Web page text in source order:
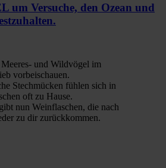
um Versuche, den Ozean und
und Wildvögel im
vorbeischauen.
Stechmücken fühlen sich in
oft zu Hause.
nun Weinflaschen, die nach
zu dir zurückkommen.